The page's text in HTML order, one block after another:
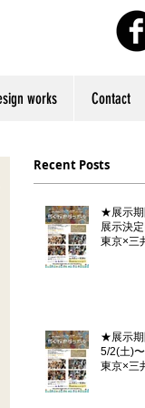
works Contact
Recent Posts
★展示期
展示決
東京×三
★展示
5/2(土)
東京×三